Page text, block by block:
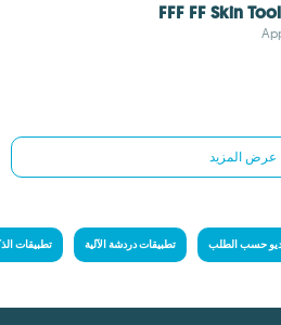
FFF FF Skin
عرض المزيد
حسب الطلب تطبيقات دردشة الآلية تطبيقات